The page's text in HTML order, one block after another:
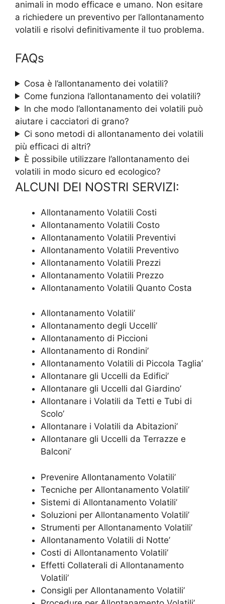
animali in modo efficace e umano. Non esitare
a richiedere un preventivo per l’allontanamento
volatili e risolvi definitivamente il tuo problema.
FAQs
Cosa è l’allontanamento dei volatili?
Come funziona l’allontanamento dei volatili?
In che modo l’allontanamento dei volatili può
aiutare i cacciatori di grano?
Ci sono metodi di allontanamento dei volatili
più efficaci di altri?
È possibile utilizzare l’allontanamento dei
volatili in modo sicuro ed ecologico?
ALCUNI DEI NOSTRI SERVIZI:
Allontanamento Volatili Costi
Allontanamento Volatili Costo
Allontanamento Volatili Preventivi
Allontanamento Volatili Preventivo
Allontanamento Volatili Prezzi
Allontanamento Volatili Prezzo
Allontanamento Volatili Quanto Costa
Allontanamento Volatili’
Allontanamento degli Uccelli’
Allontanamento di Piccioni
Allontanamento di Rondini’
Allontanamento Volatili di Piccola Taglia’
Allontanare gli Uccelli da Edifici’
Allontanare gli Uccelli dal Giardino’
Allontanare i Volatili da Tetti e Tubi di
Scolo’
Allontanare i Volatili da Abitazioni’
Allontanare gli Uccelli da Terrazze e
Balconi’
Prevenire Allontanamento Volatili’
Tecniche per Allontanamento Volatili’
Sistemi di Allontanamento Volatili’
Soluzioni per Allontanamento Volatili’
Strumenti per Allontanamento Volatili’
Allontanamento Volatili di Notte’
Costi di Allontanamento Volatili’
Effetti Collaterali di Allontanamento
Volatili’
Consigli per Allontanamento Volatili’